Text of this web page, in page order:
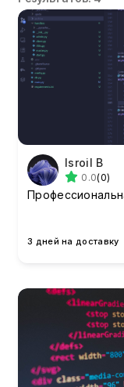
Isroil B
0.0(0)
3 дней на доставку